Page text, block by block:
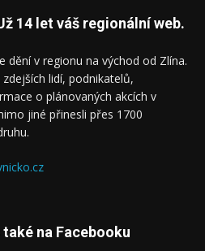
14 let váš regionální web.
dění v regionu na východ od Zlína.
lidí, podnikatelů,
o plánovaných akcích v
jiné přinesli přes 1700
na Facebooku